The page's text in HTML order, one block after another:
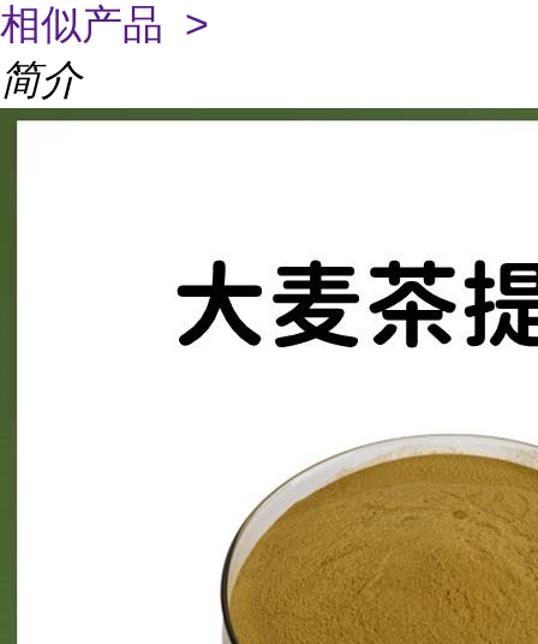
相似产品 >
简介